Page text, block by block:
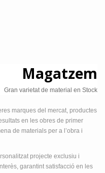
Magatzem
Gran varietat de material en Stock
marques del mercat, productes
en les obres de primer
de materials per a l’obra i
projecte exclusiu i
garantint satisfacció en les